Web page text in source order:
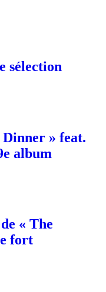
sélection
Dinner » feat.
album
« The
fort